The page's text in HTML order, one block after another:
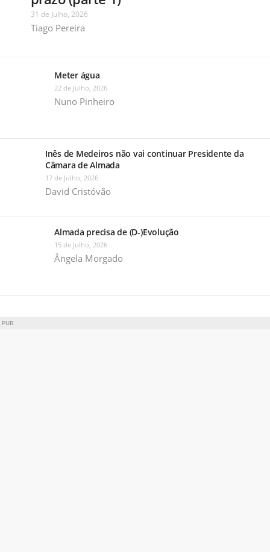
31 de Julho, 2026
Tiago Pereira
Meter água
22 de Julho, 2026
Nuno Pinheiro
Inês de Medeiros não vai continuar Presidente da
Câmara de Almada
17 de Julho, 2026
David Cristóvão
Almada precisa de (D-)Evolução
15 de Julho, 2026
Ângela Morgado
PUB